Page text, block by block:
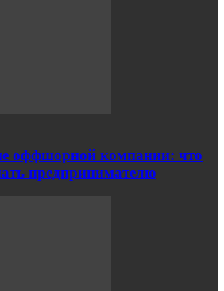
оффшорной компании: что
предпринимателю